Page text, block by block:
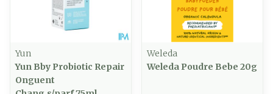
Yun
Yun Bby Probiotic Repair
Onguent
Weleda
Weleda Poudre Bebe 20g